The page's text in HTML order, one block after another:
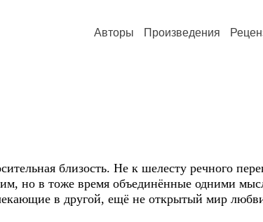
Авторы Произведения
близость. Не к шелесту речного
но в тоже время объединённые одними
в другой, ещё не открытый мир